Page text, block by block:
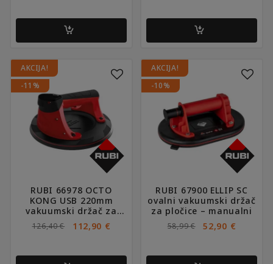
RUBI 66978 OCTO
KONG USB 220mm
vakuumski držač za
pločice – digitalni
AKCIJA!
126,40€
IZVORNA
CIJENA
JE:
112,90 €
112,90 €.
-11%
RUBI 67900 ELLIP SC
ovalni vakuumski držač
za pločice – manualni
AKCIJA!
58,99€
IZVORNA
CIJENA
JE:
52,90 €
52,90 €.
-10%